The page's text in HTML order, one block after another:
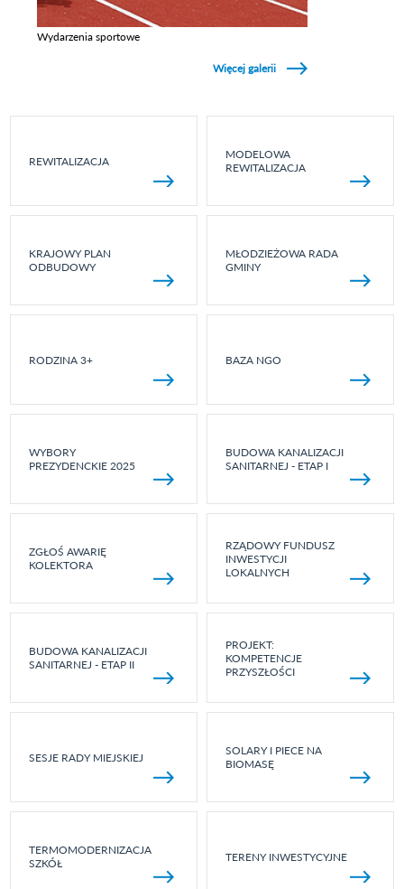
Wydarzenia sportowe
Więcej galerii
REWITALIZACJA
MODELOWA
REWITALIZACJA
KRAJOWY PLAN
ODBUDOWY
MŁODZIEŻOWA RADA
GMINY
RODZINA 3+ BAZA NGO
WYBORY
PREZYDENCKIE 2025
BUDOWA KANALIZACJI
SANITARNEJ - ETAP I
ZGŁOŚ AWARIĘ
KOLEKTORA
RZĄDOWY FUNDUSZ
INWESTYCJI
LOKALNYCH
BUDOWA KANALIZACJI
SANITARNEJ - ETAP II
PROJEKT:
KOMPETENCJE
PRZYSZŁOŚCI
SESJE RADY MIEJSKIEJ
SOLARY I PIECE NA
BIOMASĘ
TERMOMODERNIZACJA
SZKÓŁ
TERENY INWESTYCYJNE